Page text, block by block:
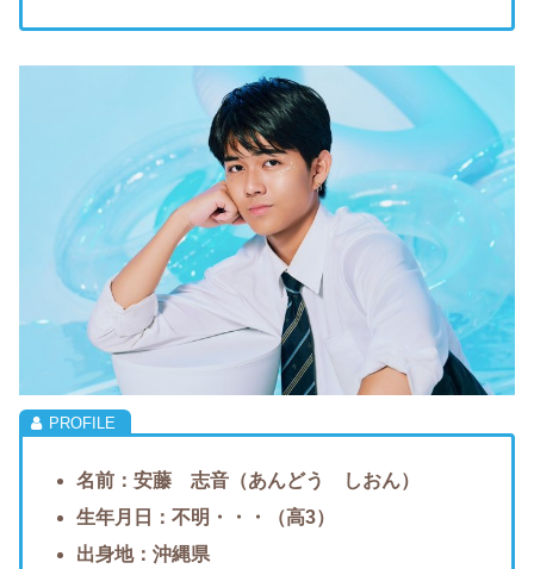
名前：安藤 志音（あんどう しおん）
生年月日：不明・・・（高3）
出身地：沖縄県